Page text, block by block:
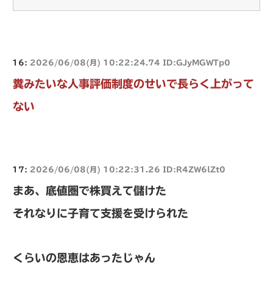
16: 2026/06/08(月) 10:22:24.74 ID:GJyMGWTp0
糞みたいな人事評価制度のせいで長らく上がって
ない
17: 2026/06/08(月) 10:22:31.26 ID:R4ZW6lZt0
まあ、底値圏で株買えて儲けた
それなりに子育て支援を受けられた
くらいの恩恵はあったじゃん